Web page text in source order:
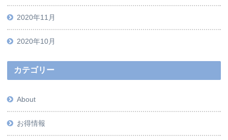
2020年11月
2020年10月
カテゴリー
About
お得情報